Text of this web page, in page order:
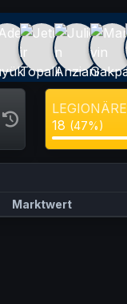
LEGIONÄRE
18 (47%)
Marktwert